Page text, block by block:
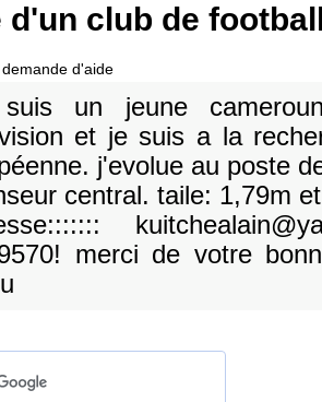
d'un club de
d'aide
un jeune
et je suis a la
j'evolue au poste
central. taile: 1,79m
merci de votre